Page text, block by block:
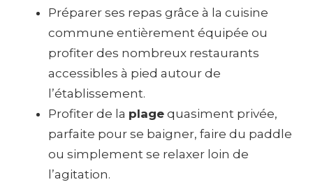
Préparer ses repas grâce à la cuisine
commune entièrement équipée ou
profiter des nombreux restaurants
accessibles à pied autour de
l’établissement.
Profiter de la plage quasiment privée,
parfaite pour se baigner, faire du paddle
ou simplement se relaxer loin de
l’agitation.